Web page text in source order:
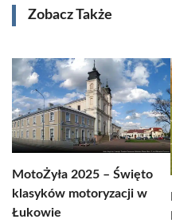
Zobacz Także
MotoŻyła 2025 – Święto
klasyków motoryzacji w
Łukowie